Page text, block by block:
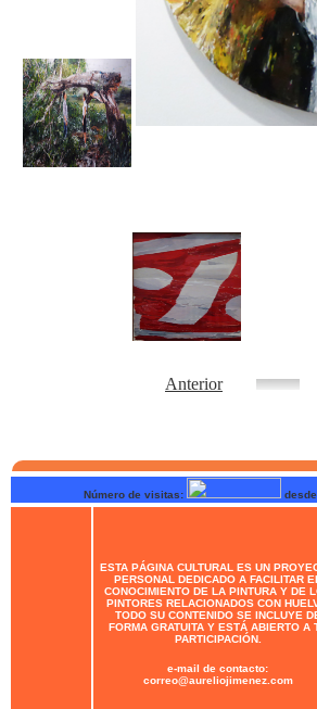
Anterior
Número de visitas:
ESTA PÁGINA CULTURAL ES UN
PERSONAL DEDICADO A FACILITAR EL
CONOCIMIENTO DE LA PINTURA Y DE
PINTORES RELACIONADOS CON
TODO SU CONTENIDO SE INCLUYE
FORMA GRATUITA Y ESTÁ ABIERTO A
PARTICIPACIÓN.
e-mail de contacto:
correo@aureliojimenez.com